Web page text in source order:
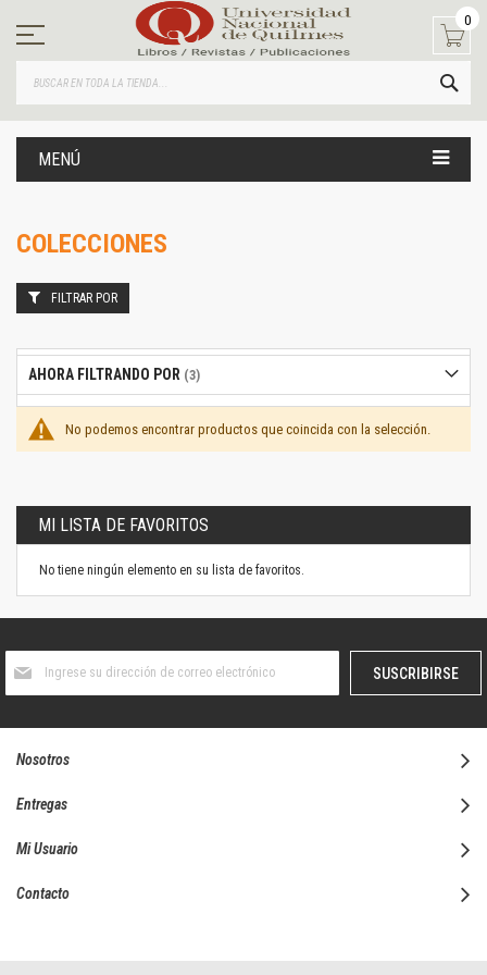
contenido
0
MENÚ
COLECCIONES
No podemos encontrar productos que coincida con la selección.
FILTRAR POR
AHORA FILTRANDO POR
MI LISTA DE FAVORITOS
No tiene ningún elemento en su lista de favoritos.
boletín
SUSCRIBIRSE
Nosotros
Entregas
Mi Usuario
Contacto